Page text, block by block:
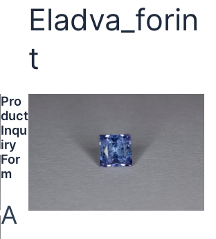
Eladva_forin
t
Pro
duct
Inqu
iry
For
m
A